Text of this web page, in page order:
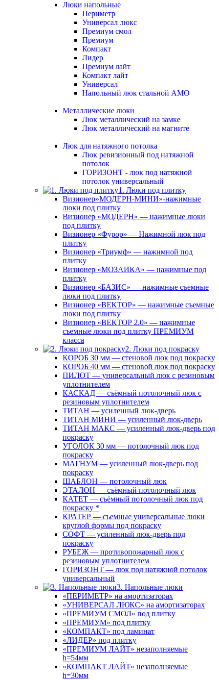
Люки напольные
Периметр
Универсал люкс
Премиум смол
Премиум
Компакт
Лидер
Премиум лайт
Компакт лайт
Универсал
Напольный люк стальной АМО
Металлические люки
Люк металлический на замке
Люк металлический на магните
Люк для натяжного потолка
Люк ревизионный под натяжной
потолок
ГОРИЗОНТ - люк под натяжной
потолок универсальный
1. Люки под плитку
Визионер»МОДЕРН-МИНИ»-нажимные
люки под плитку
Визионер «МОДЕРН» — нажимные люки
под плитку
Визионер «Фурор» — Нажимной люк под
плитку
Визионер «Триумф» — нажимной под
плитку
Визионер «МОЗАИКА» — нажимные под
плитку
Визионер «БАЗИС» — нажимные съемные
люки под плитку
Визионер «ВЕКТОР» — нажимные съемные
люки под плитку
Визионер «ВЕКТОР 2.0» — нажимные
съемные люки под плитку ПРЕМИУМ
класса
2. Люки под покраску
КОРОБ 30 мм — стеновой люк под покраску
КОРОБ 40 мм — стеновой люк под покраску
ПИЛОТ — универсальный люк с резиновым
уплотнителем
КАСКАД — съёмный потолочный люк с
резиновым уплотнителем
ТИТАН — усиленный люк-дверь
ТИТАН МИНИ — усиленный люк-дверь
ТИТАН МАКС — усиленный люк-дверь под
покраску
УГОЛОК 30 мм — потолочный люк под
покраску
МАГНУМ — усиленный люк-дверь под
покраску
ШАБЛОН — потолочный люк
ЭТАЛОН — съёмный потолочный люк
КАТЕТ — съёмный потолочный люк под
покраску *
КРАТЕР — съемные универсальные люки
круглой формы под покраску
СОФТ — усиленный люк-дверь под
покраску
РУБЕЖ — противопожарный люк с
резиновым уплотнителем
ГОРИЗОНТ — люк под натяжной потолок
универсальный
3. Напольные люки
«ПЕРИМЕТР» на амортизаторах
«УНИВЕРСАЛ ЛЮКС» на амортизаторах
«ПРЕМИУМ СМОЛ» под плитку
«ПРЕМИУМ» под плитку
«КОМПАКТ» под ламинат
«ЛИДЕР» под плитку
«ПРЕМИУМ ЛАЙТ» незаполняемые
h=54мм
«КОМПАКТ ЛАЙТ» незаполняемые
h=30мм